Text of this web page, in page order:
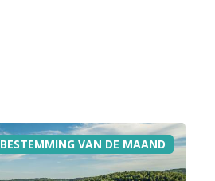
BESTEMMING VAN DE MAAND